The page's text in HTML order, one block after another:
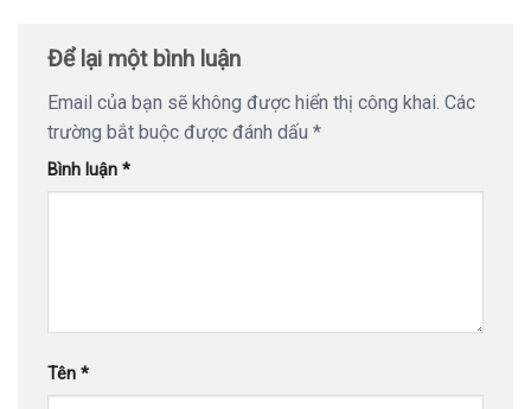
Để lại một bình luận
Email của bạn sẽ không được hiển thị công khai. Các
trường bắt buộc được đánh dấu *
Bình luận *
Tên *